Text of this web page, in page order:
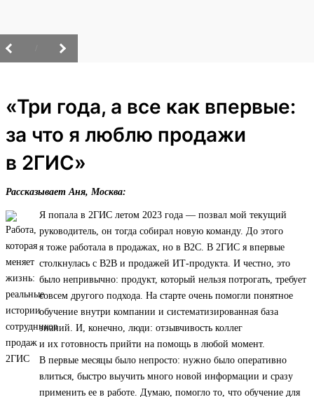
«Три года, а все как впервые:
за что я люблю продажи
в 2ГИС»
Рассказывает Аня, Москва:
Я попала в 2ГИС летом 2023 года — позвал мой текущий
руководитель, он тогда собирал новую команду. До этого
я тоже работала в продажах, но в B2C. В 2ГИС я впервые
столкнулась с B2B и продажей ИТ‑продукта. И честно, это
было непривычно: продукт, который нельзя потрогать, требует
совсем другого подхода. На старте очень помогли понятное
обучение внутри компании и систематизированная база
знаний. И, конечно, люди: отзывчивость коллег
и их готовность прийти на помощь в любой момент.
В первые месяцы было непросто: нужно было оперативно
влиться, быстро выучить много новой информации и сразу
применить ее в работе. Думаю, помогло то, что обучение для